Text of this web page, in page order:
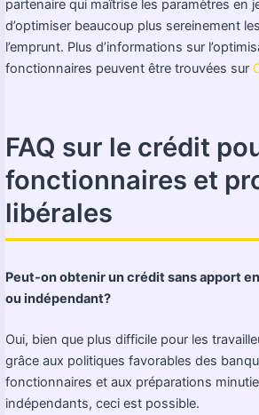
partenaire qui maîtrise les paramètres en
d’optimiser beaucoup plus sereinement
l’emprunt. Plus d’informations sur
fonctionnaires peuvent être trouvées sur
FAQ sur le crédit
fonctionnaires et
libérales
Peut-on obtenir un crédit sans apport
ou indépendant?
Oui, bien que plus difficile pour les
grâce aux politiques favorables des
fonctionnaires et aux préparations
indépendants, ceci est possible.